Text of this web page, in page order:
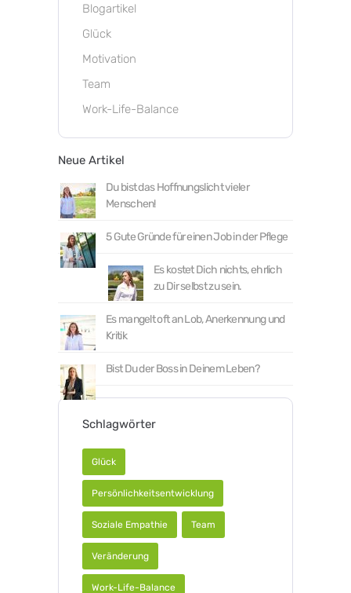
Blogartikel
Glück
Motivation
Team
Work-Life-Balance
Neue Artikel
Du bist das Hoffnungslicht vieler
Menschen!
5 Gute Gründe für einen Job in der Pflege
Es kostet Dich nichts, ehrlich
zu Dir selbst zu sein.
Es mangelt oft an Lob, Anerkennung und
Kritik
Bist Du der Boss in Deinem Leben?
Schlagwörter
Glück
Persönlichkeitsentwicklung
Soziale Empathie Team
Veränderung
Work-Life-Balance